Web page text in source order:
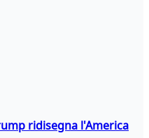
ridisegna l'America